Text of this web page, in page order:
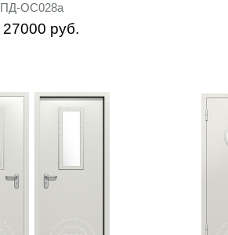
ПД-ОС028a
27000 руб.